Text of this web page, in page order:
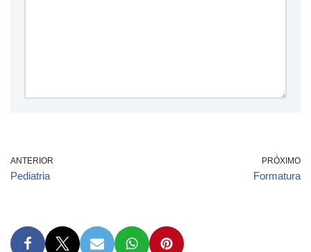
ANTERIOR
Pediatria
PRÓXIMO
Formatura